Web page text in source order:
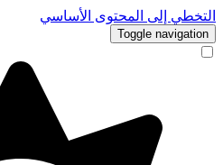
التخطي إلى المحتوى الأساسي
Toggle navigation